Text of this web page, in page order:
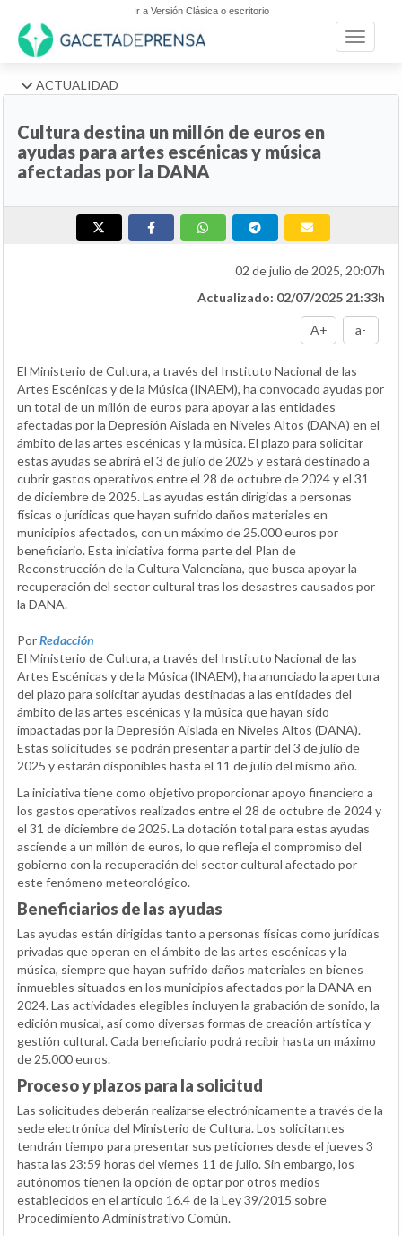
Ir a Versión Clásica o escritorio
Toggle
ACTUALIDAD
Cultura destina un millón de euros en
ayudas para artes escénicas y música
afectadas por la DANA
02 de julio de 2025, 20:07h
Actualizado: 02/07/2025 21:33h
A+ a-
El Ministerio de Cultura, a través del Instituto Nacional de las
Artes Escénicas y de la Música (INAEM), ha convocado ayudas por
un total de un millón de euros para apoyar a las entidades
afectadas por la Depresión Aislada en Niveles Altos (DANA) en el
ámbito de las artes escénicas y la música. El plazo para solicitar
estas ayudas se abrirá el 3 de julio de 2025 y estará destinado a
cubrir gastos operativos entre el 28 de octubre de 2024 y el 31
de diciembre de 2025. Las ayudas están dirigidas a personas
físicas o jurídicas que hayan sufrido daños materiales en
municipios afectados, con un máximo de 25.000 euros por
beneficiario. Esta iniciativa forma parte del Plan de
Reconstrucción de la Cultura Valenciana, que busca apoyar la
recuperación del sector cultural tras los desastres causados por
la DANA.
PorRedacción
El Ministerio de Cultura, a través del Instituto Nacional de las
Artes Escénicas y de la Música (INAEM), ha anunciado la apertura
del plazo para solicitar ayudas destinadas a las entidades del
ámbito de las artes escénicas y la música que hayan sido
impactadas por la Depresión Aislada en Niveles Altos (DANA).
Estas solicitudes se podrán presentar a partir del 3 de julio de
2025 y estarán disponibles hasta el 11 de julio del mismo año.
La iniciativa tiene como objetivo proporcionar apoyo financiero a
los gastos operativos realizados entre el 28 de octubre de 2024 y
el 31 de diciembre de 2025. La dotación total para estas ayudas
asciende a un millón de euros, lo que refleja el compromiso del
gobierno con la recuperación del sector cultural afectado por
este fenómeno meteorológico.
Beneficiarios de las ayudas
Las ayudas están dirigidas tanto a personas físicas como jurídicas
privadas que operan en el ámbito de las artes escénicas y la
música, siempre que hayan sufrido daños materiales en bienes
inmuebles situados en los municipios afectados por la DANA en
2024. Las actividades elegibles incluyen la grabación de sonido, la
edición musical, así como diversas formas de creación artística y
gestión cultural. Cada beneficiario podrá recibir hasta un máximo
de 25.000 euros.
Proceso y plazos para la solicitud
Las solicitudes deberán realizarse electrónicamente a través de la
sede electrónica del Ministerio de Cultura. Los solicitantes
tendrán tiempo para presentar sus peticiones desde el jueves 3
hasta las 23:59 horas del viernes 11 de julio. Sin embargo, los
autónomos tienen la opción de optar por otros medios
establecidos en el artículo 16.4 de la Ley 39/2015 sobre
Procedimiento Administrativo Común.